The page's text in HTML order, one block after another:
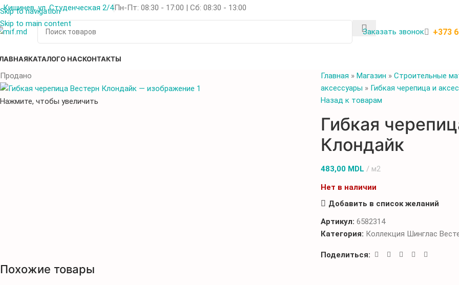
Skip to navigation
Skip to main content
Кишинев, ул. Студенческая 2/4Пн-Пт: 08:30 - 17:00 | Сб: 08:30 - 13:00
Заказать звонок +373
КАТАЛОГО НАСКОНТАКТЫ
Продано
Нажмите, чтобы увеличить
Главная » Магазин » Строительные
аксессуары » Гибкая черепица и
Назад к товарам
Гибкая
Клондайк
483,00 MDL
м2
Нет в наличии
Добавить в список желаний
Артикул: 6582314
Категория: Коллекция Шинглас
Поделиться:
Похожие товары